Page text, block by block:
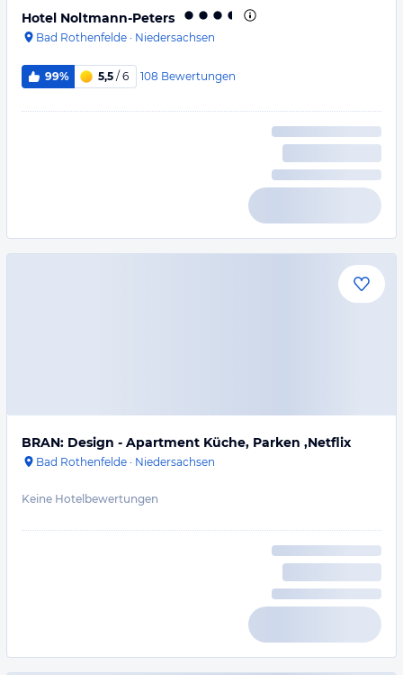
Hotel Noltmann-Peters
Bad Rothenfelde · Niedersachsen
99% 5,5 / 6 108 Bewertungen
BRAN: Design - Apartment Küche, Parken ,Netflix
Bad Rothenfelde · Niedersachsen
Keine Hotelbewertungen